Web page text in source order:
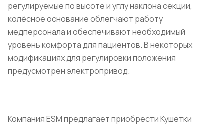
регулируемые по высоте и углу наклона секции,
колёсное основание облегчают работу
медперсонала и обеспечивают необходимый
уровень комфорта для пациентов. В некоторых
модификациях для регулировки положения
предусмотрен электропривод.
Компания ESM предлагает приобрести Кушетки